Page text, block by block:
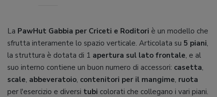
La PawHut Gabbia per Criceti e Roditori è un modello che
sfrutta interamente lo spazio verticale. Articolata su 5 piani,
la struttura è dotata di 1 apertura sul lato frontale, e al
suo interno contiene un buon numero di accessori: casetta,
scale, abbeveratoio, contenitori per il mangime, ruota
per l'esercizio e diversi tubi colorati che collegano i vari piani.